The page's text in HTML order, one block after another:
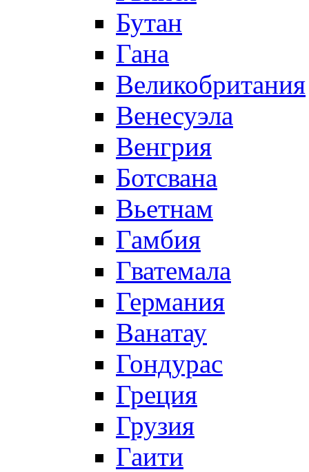
Бутан
Гана
Великобритания
Венесуэла
Венгрия
Ботсвана
Вьетнам
Гамбия
Гватемала
Германия
Ванатау
Гондурас
Греция
Грузия
Гаити